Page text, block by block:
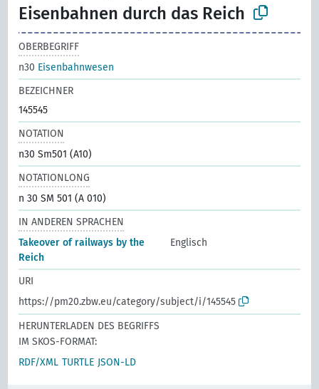
Eisenbahnen durch das Reich
OBERBEGRIFF
n30 Eisenbahnwesen
BEZEICHNER
145545
NOTATION
n30 Sm501 (A10)
NOTATIONLONG
n 30 SM 501 (A 010)
IN ANDEREN SPRACHEN
Takeover of railways by the
Reich
Englisch
URI
https://pm20.zbw.eu/category/subject/i/145545
HERUNTERLADEN DES BEGRIFFS
IM SKOS-FORMAT:
RDF/XML TURTLE JSON-LD